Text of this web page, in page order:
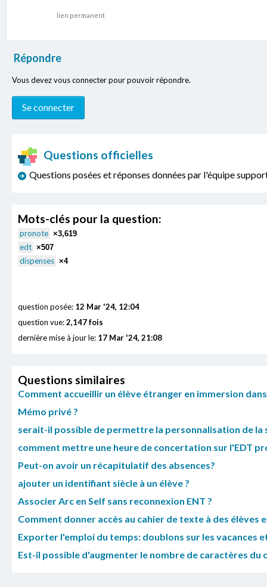
lien permanent
Répondre
Vous devez vous connecter pour pouvoir répondre.
Questions officielles
Questions posées et réponses données par l'équipe
Mots-clés pour la question:
pronote ×3,619
edt ×507
dispenses ×4
question posée: 12 Mar '24, 12:04
question vue:2,147 fois
dernière mise à jour le: 17 Mar '24, 21:08
Questions similaires
Comment accueillir un élève étranger en immersion dans
Mémo privé ?
serait-il possible de permettre la personnalisation de
comment mettre une heure de concertation sur l'EDT
Peut-on avoir un récapitulatif des absences?
ajouter un identifiant siècle à un élève ?
Associer Arc en Self sans reconnexion ENT ?
Comment donner accès au cahier de texte à des élèves
Exporter l'emploi du temps: doublons sur les vacances
Est-il possible d'augmenter le nombre de caractères du